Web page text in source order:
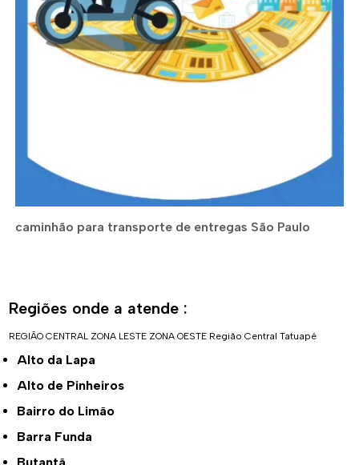
caminhão para transporte de entregas São Paulo
Regiões onde a atende :
REGIÃO CENTRAL ZONA LESTE ZONA OESTE Região Central Tatuapé
Alto da Lapa
Alto de Pinheiros
Bairro do Limão
Barra Funda